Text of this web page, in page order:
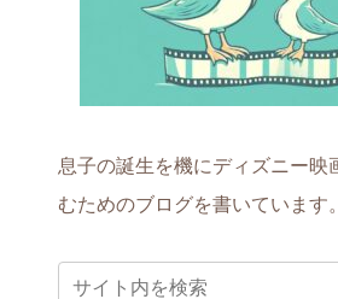
息子の誕生を機にディズニー映
むためのブログを書いています。